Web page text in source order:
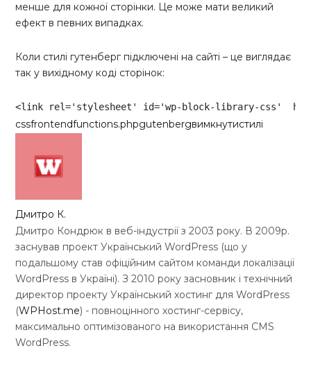
менше для кожної сторінки. Це може мати великий
ефект в певних випадках.
Коли стилі гутенберг підключені на сайті – це виглядає
так у вихідному коді сторінок:
<link rel='stylesheet' id='wp-block-library-css'
Code language: HTML, XML (xml)
cssfrontendfunctions.phpgutenbergвимкнутистилі
Дмитро К.
Дмитро Кондрюк в веб-індустрії з 2003 року. В 2009р.
заснував проект Український WordPress (що у
подальшому став офіційним сайтом команди локалізації
WordPress в Україні). З 2010 року засновник і технічний
директор проекту Український хостинг для WordPress
(WPHost.me) - повноцінного хостинг-сервісу,
максимально оптимізованого на використання CMS
WordPress.